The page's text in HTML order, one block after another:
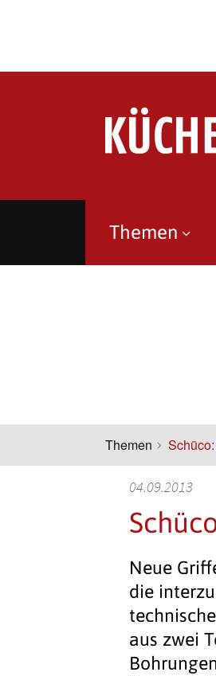
Themen
Themen
04.09.2013
Neue
die
aus zwei